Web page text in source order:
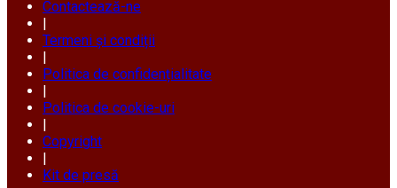
Contactează-ne
|
Termeni și condiții
|
Politica de confidențialitate
|
Politica de cookie-uri
|
Copyright
|
Kit de presă